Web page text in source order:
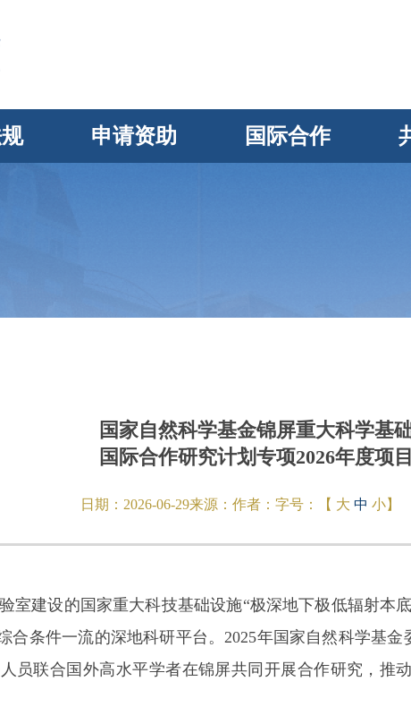
申请资助 国际合作
国家自然科学基金锦屏重大科学基
国际合作研究计划专项2026年度项
日期： 2026-06-29来源： 作者： 字号：【 大 中 小】
建设的国家重大科技基础设施“极深地下极低辐射本
合条件一流的深地科研平台。2025年国家自然科学基
员联合国外高水平学者在锦屏共同开展合作研究，推